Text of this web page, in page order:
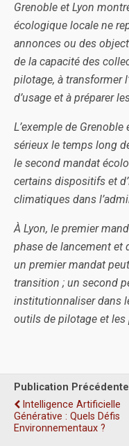
Grenoble et Lyon
écologique locale ne
annonces ou des
de la capacité des
pilotage, à transformer
d’usage et à préparer
L’exemple de
sérieux le temps long
le second mandat
certains dispositifs et
climatiques dans
À Lyon, le premier
phase de lancement et
un premier mandat
transition ; un second
institutionnaliser dans
outils de pilotage et
Publication Précédente
Intelligence Artificielle
Générative : Quels Défis
Environnementaux ?